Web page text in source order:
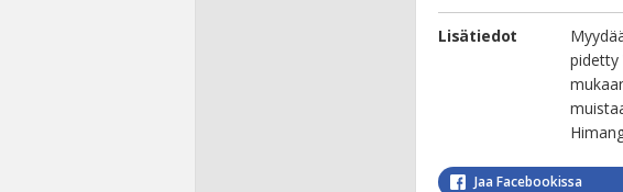
Lisätiedot
pidetty
Jaa Facebookissa